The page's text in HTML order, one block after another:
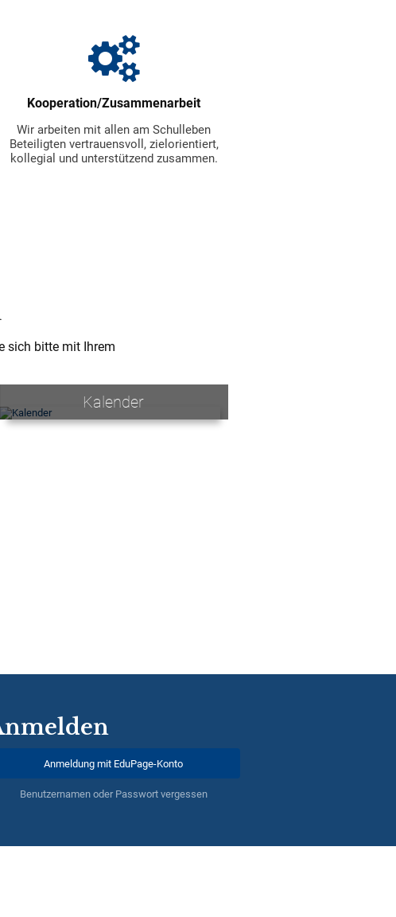
Kooperation/Zusammenarbeit
Wir arbeiten mit allen am Schulleben
Beteiligten vertrauensvoll, zielorientiert,
kollegial und unterstützend zusammen.
sich bitte mit Ihrem
Kalender
Anmeldung mit EduPage-Konto
Benutzernamen oder Passwort vergessen